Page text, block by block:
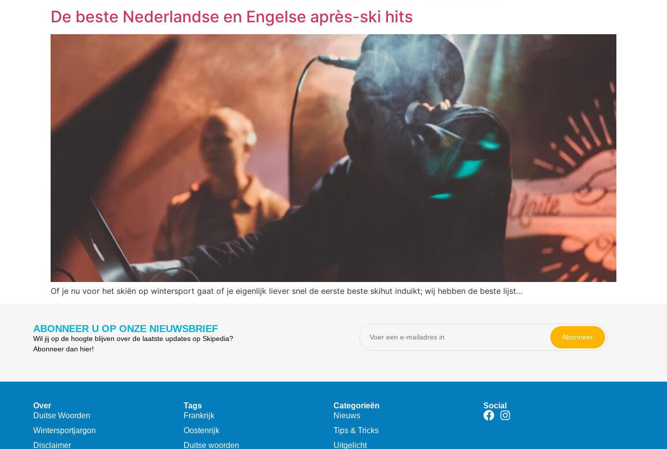
De beste Nederlandse en Engelse après-ski hits
Of je nu voor het skiën op wintersport gaat of je eigenlijk liever snel de eerste beste skihut induikt; wij hebben de beste lijst…
ABONNEER U OP ONZE NIEUWSBRIEF
Wil jij op de hoogte blijven over de laatste updates op Skipedia?
Abonneer dan hier!
Abonneer
Over
Duitse Woorden
Wintersportjargon
Disclaimer
Tags
Frankrijk
Oostenrijk
Duitse woorden
Categorieën
Nieuws
Tips & Tricks
Uitgelicht
Social